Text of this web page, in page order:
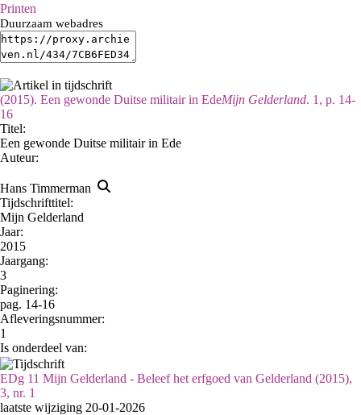
Printen
Duurzaam webadres
(2015). Een gewonde Duitse militair in EdeMijn Gelderland. 1, p. 14-
16
Titel:
Een gewonde Duitse militair in Ede
Auteur:
Hans Timmerman
Tijdschrifttitel:
Mijn Gelderland
Jaar:
2015
Jaargang:
3
Paginering:
pag. 14-16
Afleveringsnummer:
1
Is onderdeel van:
EDg 11 Mijn Gelderland - Beleef het erfgoed van Gelderland (2015),
3, nr. 1
laatste wijziging 20-01-2026